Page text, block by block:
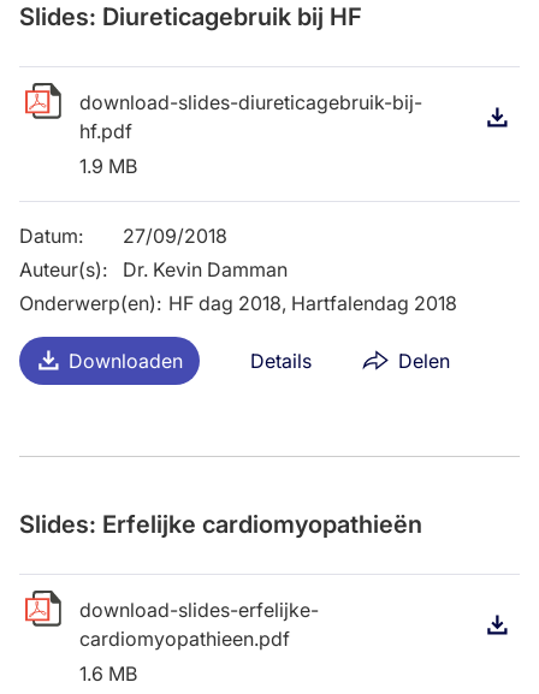
Downloaden Details Delen
Slides: Diureticagebruik bij HF
download-slides-diureticagebruik-bij-
hf.pdf
1.9 MB
Datum:
27/09/2018
Auteur(s):
Dr. Kevin Damman
Onderwerp(en): HF dag 2018, Hartfalendag 2018
Slides: Erfelijke cardiomyopathieën
download-slides-erfelijke-
cardiomyopathieen.pdf
1.6 MB